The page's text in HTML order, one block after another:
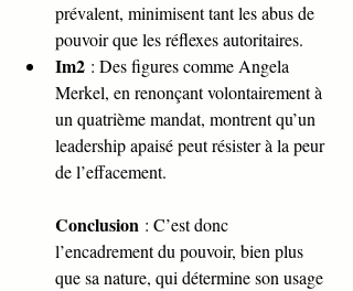
prévalent, minimisent tant les abus de
pouvoir que les réflexes autoritaires.
Im2 : Des figures comme Angela
Merkel, en renonçant volontairement à
un quatrième mandat, montrent qu’un
leadership apaisé peut résister à la peur
de l’effacement.
Conclusion : C’est donc
l’encadrement du pouvoir, bien plus
que sa nature, qui détermine son usage